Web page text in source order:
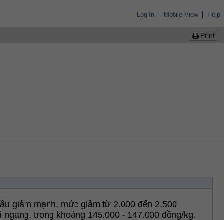
Log In | Mobile View | Help
Print
giảm mạnh, mức giảm từ 2.000 đến 2.500
trong khoảng 145.000 - 147.000 đồng/kg.